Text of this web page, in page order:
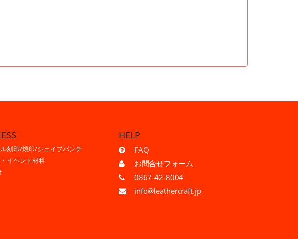
刻印/焼印/シェイプパンチ
イベント材料
HELP
FAQ
お問合せフォーム
0867-42-8004
info@leathercraft.jp